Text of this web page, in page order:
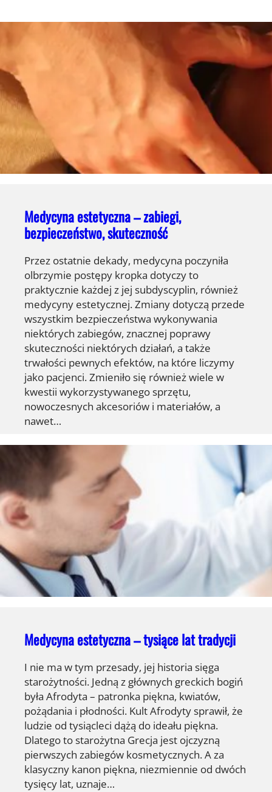
Medycyna estetyczna – zabiegi,
bezpieczeństwo, skuteczność
Przez ostatnie dekady, medycyna poczyniła
olbrzymie postępy kropka dotyczy to
praktycznie każdej z jej subdyscyplin, również
medycyny estetycznej. Zmiany dotyczą przede
wszystkim bezpieczeństwa wykonywania
niektórych zabiegów, znacznej poprawy
skuteczności niektórych działań, a także
trwałości pewnych efektów, na które liczymy
jako pacjenci. Zmieniło się również wiele w
kwestii wykorzystywanego sprzętu,
nowoczesnych akcesoriów i materiałów, a
nawet…
Medycyna estetyczna – tysiące lat tradycji
I nie ma w tym przesady, jej historia sięga
starożytności. Jedną z głównych greckich bogiń
była Afrodyta – patronka piękna, kwiatów,
pożądania i płodności. Kult Afrodyty sprawił, że
ludzie od tysiącleci dążą do ideału piękna.
Dlatego to starożytna Grecja jest ojczyzną
pierwszych zabiegów kosmetycznych. A za
klasyczny kanon piękna, niezmiennie od dwóch
tysięcy lat, uznaje…